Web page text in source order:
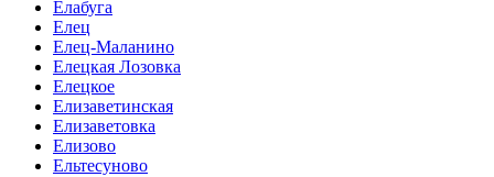
Елабуга
Елец
Елец-Маланино
Елецкая Лозовка
Елецкое
Елизаветинская
Елизаветовка
Елизово
Ельтесуново